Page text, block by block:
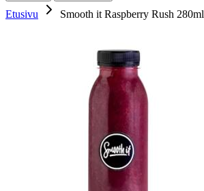
Etusivu Smooth it Raspberry Rush 280ml